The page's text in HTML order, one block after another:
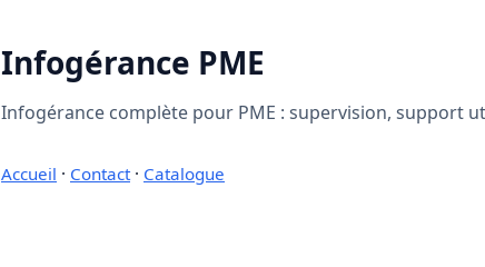
Infogérance PME
Infogérance complète pour PME : supervision, support
Accueil · Contact· Catalogue